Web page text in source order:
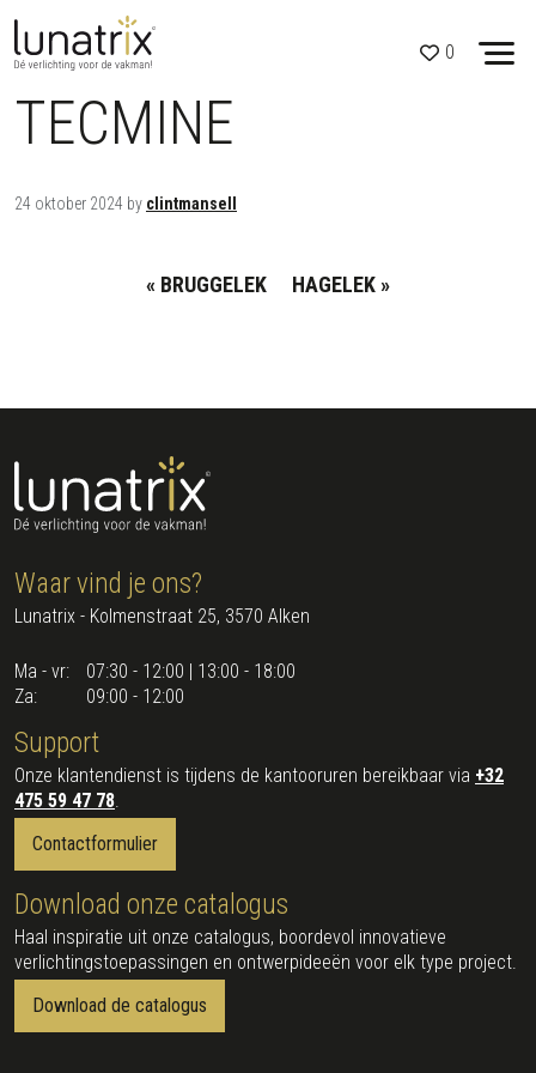
0
TECMINE
24 oktober 2024 by clintmansell
BRUGGELEK HAGELEK
Open side menu
Waar vind je ons?
Lunatrix - Kolmenstraat 25, 3570 Alken
Ma - vr:
07:30 - 12:00 | 13:00 - 18:00
Za:
09:00 - 12:00
Support
Onze klantendienst is tijdens de kantooruren bereikbaar via +32
475 59 47 78.
Contactformulier
Download onze catalogus
Haal inspiratie uit onze catalogus, boordevol innovatieve
verlichtingstoepassingen en ontwerpideeën voor elk type project.
Download de catalogus